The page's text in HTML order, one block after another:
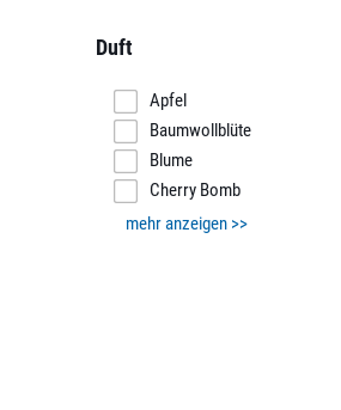
Duft
Apfel
Baumwollblüte
Blume
Cherry Bomb
mehr anzeigen >>